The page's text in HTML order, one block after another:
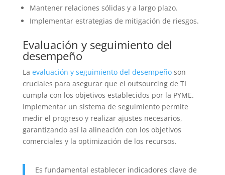
Mantener relaciones sólidas y a largo plazo.
Implementar estrategias de mitigación de riesgos.
Evaluación y seguimiento del
desempeño
La evaluación y seguimiento del desempeñoson
cruciales para asegurar que el outsourcing de TI
cumpla con los objetivos establecidos por la PYME.
Implementar un sistema de seguimiento permite
medir el progreso y realizar ajustes necesarios,
garantizando así la alineación con los objetivos
comerciales y la optimización de los recursos.
Es fundamental establecer indicadores clave de